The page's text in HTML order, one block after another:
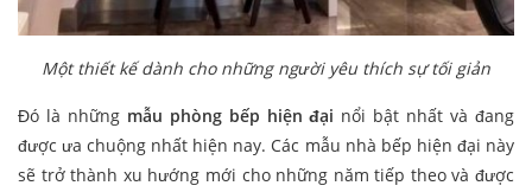
Một thiết kế dành cho những người yêu thích sự tối giản
Đó là những mẫu phòng bếp hiện đại nổi bật nhất và đang
được ưa chuộng nhất hiện nay. Các mẫu nhà bếp hiện đại này
sẽ trở thành xu hướng mới cho những năm tiếp theo và được